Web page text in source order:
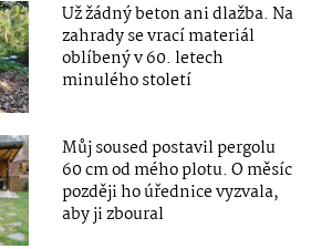
Už žádný beton ani dlažba. Na
zahrady se vrací materiál
oblíbený v 60. letech
minulého století
Můj soused postavil pergolu
60 cm od mého plotu. O měsíc
později ho úřednice vyzvala,
aby ji zboural